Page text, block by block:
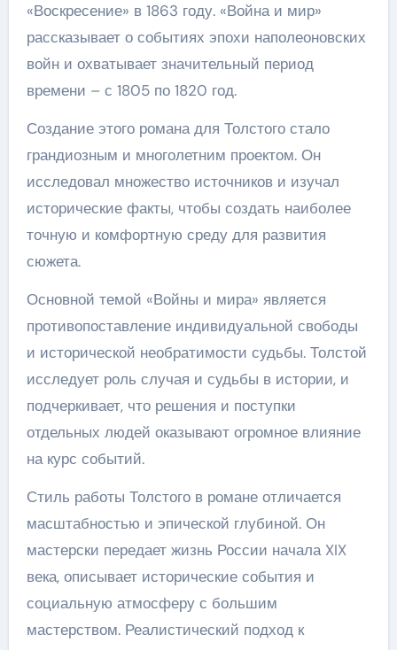
«Воскресение» в 1863 году. «Война и мир»
рассказывает о событиях эпохи наполеоновских
войн и охватывает значительный период
времени – с 1805 по 1820 год.
Создание этого романа для Толстого стало
грандиозным и многолетним проектом. Он
исследовал множество источников и изучал
исторические факты, чтобы создать наиболее
точную и комфортную среду для развития
сюжета.
Основной темой «Войны и мира» является
противопоставление индивидуальной свободы
и исторической необратимости судьбы. Толстой
исследует роль случая и судьбы в истории, и
подчеркивает, что решения и поступки
отдельных людей оказывают огромное влияние
на курс событий.
Стиль работы Толстого в романе отличается
масштабностью и эпической глубиной. Он
мастерски передает жизнь России начала XIX
века, описывает исторические события и
социальную атмосферу с большим
мастерством. Реалистический подход к